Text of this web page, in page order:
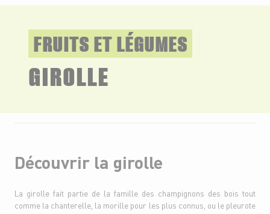
FRUITS ET LÉGUMES
GIROLLE
Découvrir la girolle
La girolle fait partie de la famille des champignons des bois tout
comme la chanterelle, la morille pour les plus connus, ou le pleurote